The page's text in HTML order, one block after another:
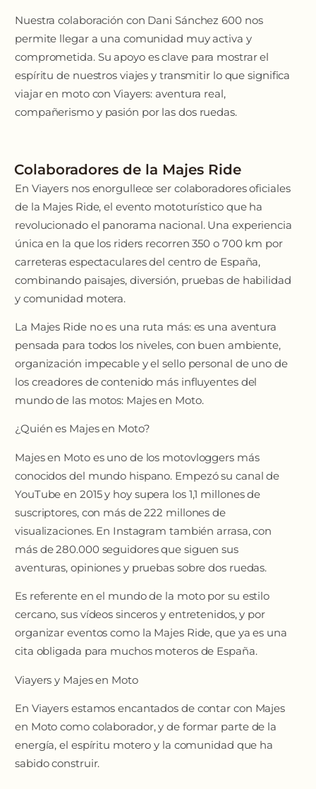
Nuestra colaboración con Dani Sánchez 600 nos
permite llegar a una comunidad muy activa y
comprometida. Su apoyo es clave para mostrar el
espíritu de nuestros viajes y transmitir lo que significa
viajar en moto con Viayers: aventura real,
compañerismo y pasión por las dos ruedas.
Colaboradores de la Majes Ride
En Viayers nos enorgullece ser colaboradores oficiales
de la Majes Ride, el evento mototurístico que ha
revolucionado el panorama nacional. Una experiencia
única en la que los riders recorren 350 o 700 km por
carreteras espectaculares del centro de España,
combinando paisajes, diversión, pruebas de habilidad
y comunidad motera.
La Majes Ride no es una ruta más: es una aventura
pensada para todos los niveles, con buen ambiente,
organización impecable y el sello personal de uno de
los creadores de contenido más influyentes del
mundo de las motos: Majes en Moto.
¿Quién es Majes en Moto?
Majes en Moto es uno de los motovloggers más
conocidos del mundo hispano. Empezó su canal de
YouTube en 2015 y hoy supera los 1,1 millones de
suscriptores, con más de 222 millones de
visualizaciones. En Instagram también arrasa, con
más de 280.000 seguidores que siguen sus
aventuras, opiniones y pruebas sobre dos ruedas.
Es referente en el mundo de la moto por su estilo
cercano, sus vídeos sinceros y entretenidos, y por
organizar eventos como la Majes Ride, que ya es una
cita obligada para muchos moteros de España.
Viayers y Majes en Moto
En Viayers estamos encantados de contar con Majes
en Moto como colaborador, y de formar parte de la
energía, el espíritu motero y la comunidad que ha
sabido construir.